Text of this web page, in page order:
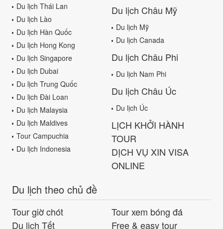
Du lịch Thái Lan
Du lịch Lào
Du lịch Hàn Quốc
Du lịch Hong Kong
Du lịch Singapore
Du lịch Dubai
Du lịch Trung Quốc
Du lịch Đài Loan
Du lịch Malaysia
Du lịch Maldives
Tour Campuchia
Du lịch Indonesia
Du lịch Châu Mỹ
Du lịch Mỹ
Du lịch Canada
Du lịch Châu Phi
Du lịch Nam Phi
Du lịch Châu Úc
Du lịch Úc
LỊCH KHỞI HÀNH
TOUR
DỊCH VỤ XIN VISA
ONLINE
Du lịch theo chủ đề
Tour giờ chót
Tour xem bóng đá
Du lịch Tết
Free & easy tour